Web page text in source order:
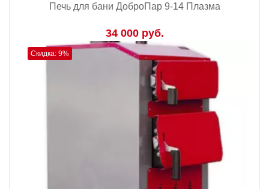
Печь для бани ДоброПар 9-14 Плазма
34 000 руб.
Скидка: 9%